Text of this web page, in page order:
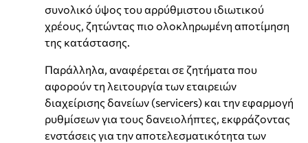
συνολικό ύψος του αρρύθμιστου ιδιωτικού
χρέους, ζητώντας πιο ολοκληρωμένη αποτίμηση
της κατάστασης.
Παράλληλα, αναφέρεται σε ζητήματα που
αφορούν τη λειτουργία των εταιρειών
διαχείρισης δανείων (servicers) και την εφαρμογή
ρυθμίσεων για τους δανειολήπτες, εκφράζοντας
ενστάσεις για την αποτελεσματικότητα των